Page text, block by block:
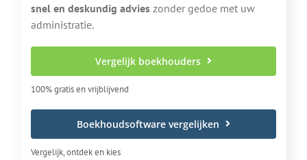
snel en deskundig advies zonder gedoe met uw
administratie.
Vergelijk boekhouders
100% gratis en vrijblijvend
Boekhoudsoftware vergelijken
Vergelijk, ontdek en kies